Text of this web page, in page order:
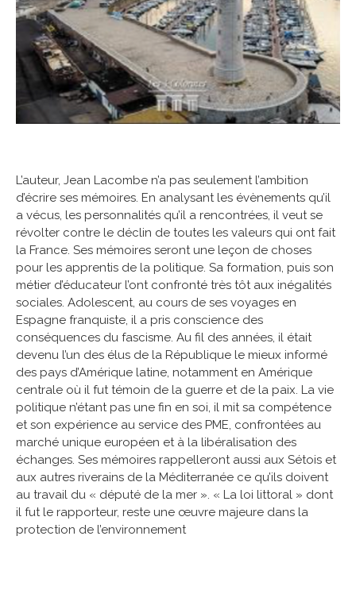
L’auteur, Jean Lacombe n’a pas seulement l’ambition
d’écrire ses mémoires. En analysant les évènements qu’il
a vécus, les personnalités qu’il a rencontrées, il veut se
révolter contre le déclin de toutes les valeurs qui ont fait
la France. Ses mémoires seront une leçon de choses
pour les apprentis de la politique. Sa formation, puis son
métier d’éducateur l’ont confronté très tôt aux inégalités
sociales. Adolescent, au cours de ses voyages en
Espagne franquiste, il a pris conscience des
conséquences du fascisme. Au fil des années, il était
devenu l’un des élus de la République le mieux informé
des pays d’Amérique latine, notamment en Amérique
centrale où il fut témoin de la guerre et de la paix. La vie
politique n’étant pas une fin en soi, il mit sa compétence
et son expérience au service des PME, confrontées au
marché unique européen et à la libéralisation des
échanges. Ses mémoires rappelleront aussi aux Sétois et
aux autres riverains de la Méditerranée ce qu’ils doivent
au travail du « député de la mer ». « La loi littoral » dont
il fut le rapporteur, reste une œuvre majeure dans la
protection de l’environnement